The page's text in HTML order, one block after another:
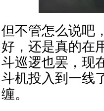
但不管怎么说吧
好，还是真的在
斗巡逻也罢，现
斗机投入到一线
缠。